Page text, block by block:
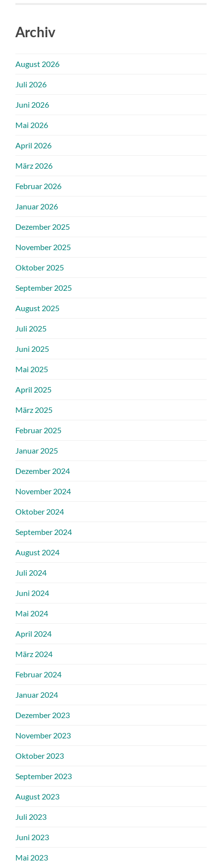
Archiv
August 2026
Juli 2026
Juni 2026
Mai 2026
April 2026
März 2026
Februar 2026
Januar 2026
Dezember 2025
November 2025
Oktober 2025
September 2025
August 2025
Juli 2025
Juni 2025
Mai 2025
April 2025
März 2025
Februar 2025
Januar 2025
Dezember 2024
November 2024
Oktober 2024
September 2024
August 2024
Juli 2024
Juni 2024
Mai 2024
April 2024
März 2024
Februar 2024
Januar 2024
Dezember 2023
November 2023
Oktober 2023
September 2023
August 2023
Juli 2023
Juni 2023
Mai 2023